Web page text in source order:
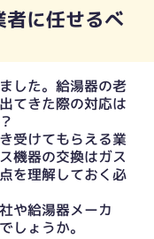
に任せるべ
した。給湯器の老
てきた際の対応は
受けてもらえる業
機器の交換はガス
を理解しておく必
や給湯器メーカ
しょうか。